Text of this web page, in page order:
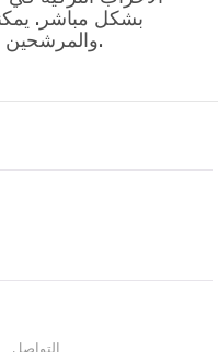
بشكل مباشر.
والمرشحين على صفحة نتائج الانتخابات 2024.
التواصل